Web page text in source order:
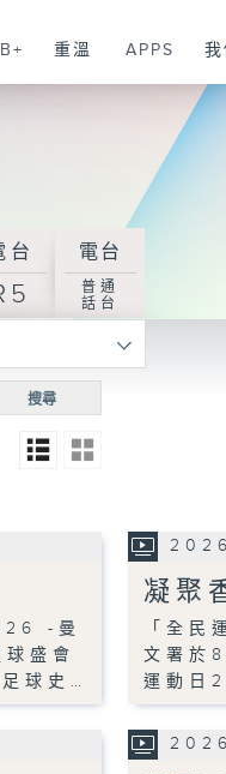
重溫 APPS 我
台 電台
普通
話台
搜尋
-曼
盛會
球史…
凝聚
「全民
文署於
運動日